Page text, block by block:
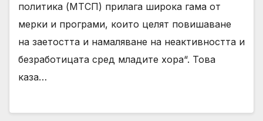
политика (МТСП) прилага широка гама от
мерки и програми, които целят повишаване
на заетостта и намаляване на неактивността и
безработицата сред младите хора“. Това
каза…